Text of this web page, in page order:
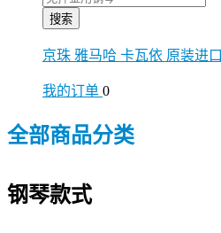
搜索
京珠 雅马哈 卡瓦依 原装进口
我的订单 0
全部商品分类
钢琴款式